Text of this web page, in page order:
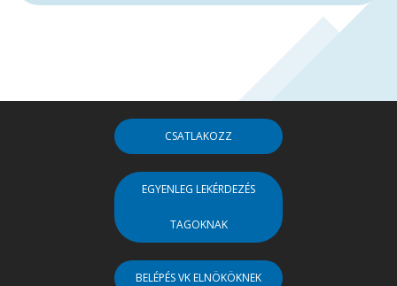
CSATLAKOZZ
EGYENLEG LEKÉRDEZÉS
TAGOKNAK
BELÉPÉS VK ELNÖKÖKNEK